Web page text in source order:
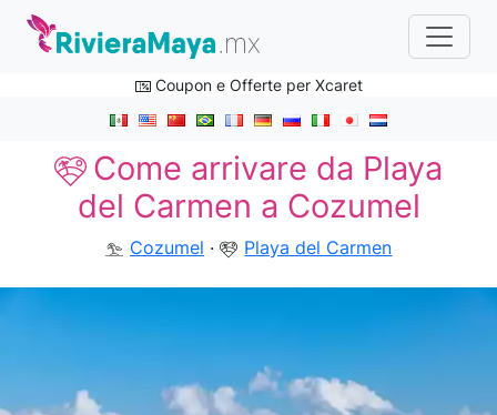
Coupon e Offerte per Xcaret
Come arrivare da Playa
del Carmen a Cozumel
Cozumel · Playa del Carmen